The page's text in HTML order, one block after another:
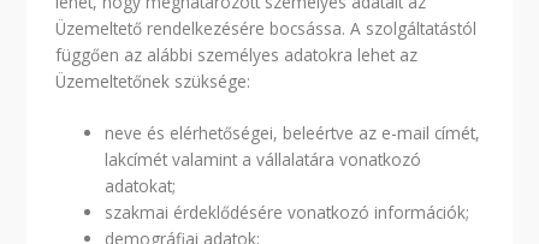
Üzemeltető rendelkezésére bocsássa. A szolgáltatástól
függően az alábbi személyes adatokra lehet az
Üzemeltetőnek szüksége:
neve és elérhetőségei, beleértve az e-mail címét,
lakcímét valamint a vállalatára vonatkozó
adatokat;
szakmai érdeklődésére vonatkozó információk;
demográfiai adatok;